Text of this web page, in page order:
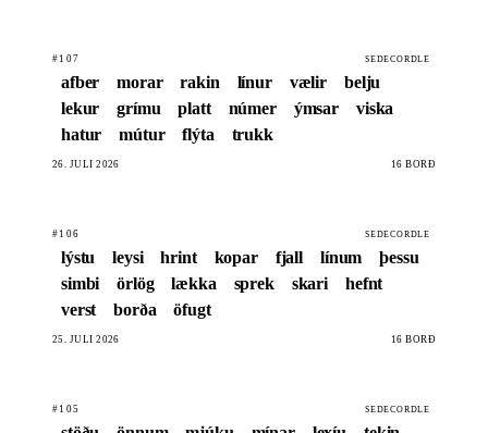
#107 SEDECORDLE
afber morar rakin línur vælir
belju
lekur
grímu platt númer ýmsar
viska
hatur
mútur flýta trukk
26. JÚLÍ 2026 16 BORÐ
#106 SEDECORDLE
lýstu leysi hrint kopar fjall línum
þessu
simbi
örlög lækka sprek skari
hefnt
verst
borða öfugt
25. JÚLÍ 2026 16 BORÐ
#105 SEDECORDLE